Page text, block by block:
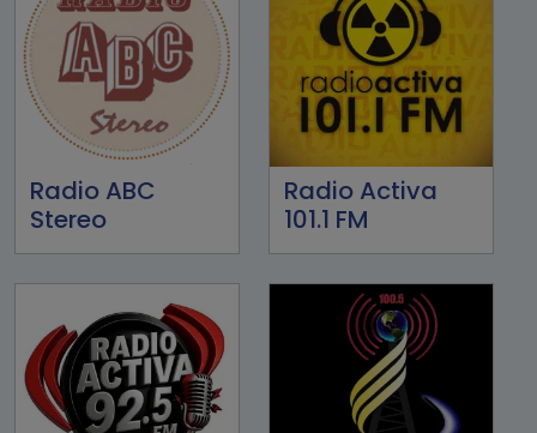
Radio ABC
Stereo
Radio Activa
101.1 FM